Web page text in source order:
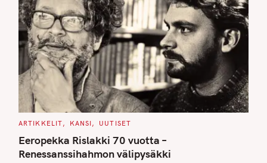
C
T
E
G
O
ARTIKKELIT KANSI UUTISET
Eeropekka Rislakki 70 vuotta –
Renessanssihahmon välipysäkki